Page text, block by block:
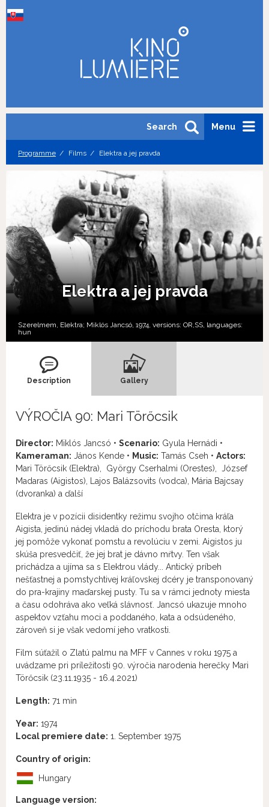
Menu
Search
Programme Films Elektra a jej pravda
Elektra a jej pravda
Szerelmem, Elektra; Miklós Jancsó, 1974, versions: OR, SS, languages:
hun
Description Gallery
VÝROČIA 90: Mari Törőcsik
Director: Miklós Jancsó • Scenario: Gyula Hernádi •
Kameraman: János Kende • Music: Tamás Cseh • Actors:
Mari Törőcsik (Elektra), György Cserhalmi (Orestes), József
Madaras (Aigistos), Lajos Balázsovits (vodca), Mária Bajcsay
(dvoranka) a ďalší
Elektra je v pozícii disidentky režimu svojho otčima kráľa
Aigista, jedinú nádej vkladá do príchodu brata Oresta, ktorý
jej pomôže vykonať pomstu a revolúciu v zemi. Aigistos ju
skúša presvedčiť, že jej brat je dávno mŕtvy. Ten však
prichádza a ujíma sa s Elektrou vlády... Antický príbeh
nešťastnej a pomstychtivej kráľovskej dcéry je transponovaný
do pra-krajiny maďarskej pusty. Tu sa v rámci jednoty miesta
a času odohráva ako veľká slávnosť. Jancsó ukazuje mnoho
aspektov vzťahu moci a poddaného, kata a odsúdeného,
zároveň si je však vedomí jeho vratkosti.
Film súťažil o Zlatú palmu na MFF v Cannes v roku 1975 a
uvádzame pri príležitosti 90. výročia narodenia herečky Mari
Törőcsik (23.11.1935 - 16.4.2021)
Length: 71 min
Year: 1974
Local premiere date: 1. September 1975
Country of origin:
Hungary
Language version: